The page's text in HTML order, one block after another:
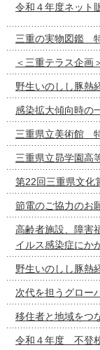
令和４年度ネット
三重の実物図鑑
＜三重テラス企画
野生いのしし豚熱
感染拡大傾向時の
三重県立美術館
三重県立昴学園高
第22回三重県文化
節電のご協力のお
高齢者施設、障害
イルス感染症にか
野生いのしし豚熱
次代を担うグロー
移住者と地域をつ
令和４年度 不登